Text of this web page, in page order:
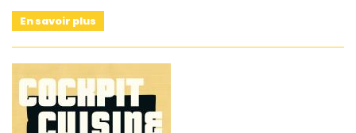
En savoir plus